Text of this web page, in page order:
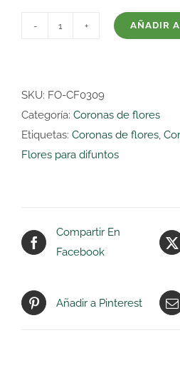
variada
blanca
con
Rosas
AÑADIR
SKU: FO-CF0309
Categoría: Coronas de flores
Etiquetas: Coronas de flores,
Flores para difuntos
Compartir En
Facebook
Añadir a Pinterest